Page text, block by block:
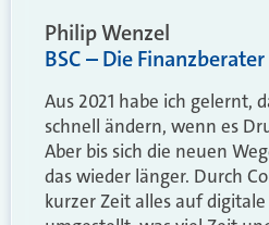
Philip Wenzel
BSC – Die Finanzberater
Aus 2021 habe ich gelernt,
schnell ändern, wenn es
Aber bis sich die neuen
das wieder länger. Durch
kurzer Zeit alles auf